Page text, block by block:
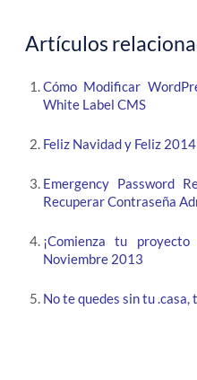
Artículos
Cómo Modificar
White Label CMS
Feliz Navidad y Feliz
Emergency Password
Recuperar Contraseña
¡Comienza tu
Noviembre 2013
No te quedes sin tu